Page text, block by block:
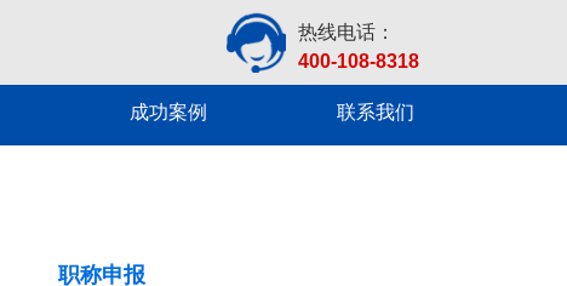
热线电话：
400-108-8318
成功案例 联系我们
职称申报